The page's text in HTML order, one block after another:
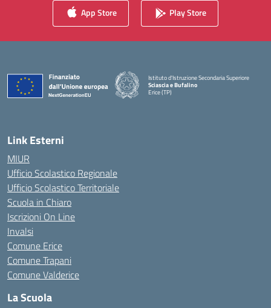
App Store Play Store
Istituto d'Istruzione Secondaria Superiore
Sciascia e Bufalino
Erice (TP)
Link Esterni
MIUR
Ufficio Scolastico Regionale
Ufficio Scolastico Territoriale
Scuola in Chiaro
Iscrizioni On Line
Invalsi
Comune Erice
Comune Trapani
Comune Valderice
La Scuola